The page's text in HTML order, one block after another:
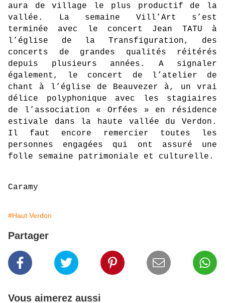
aura de village le plus productif de la
vallée. La semaine Vill’Art s’est
terminée avec le concert Jean TATU à
l’église de la Transfiguration, des
concerts de grandes qualités réitérés
depuis plusieurs années. A signaler
également, le concert de l’atelier de
chant à l’église de Beauvezer à, un vrai
délice polyphonique avec les stagiaires
de l’association « Orfées » en résidence
estivale dans la haute vallée du Verdon.
Il faut encore remercier toutes les
personnes engagées qui ont assuré une
folle semaine patrimoniale et culturelle.
Caramy
#Haut Verdon
Partager
Vous aimerez aussi